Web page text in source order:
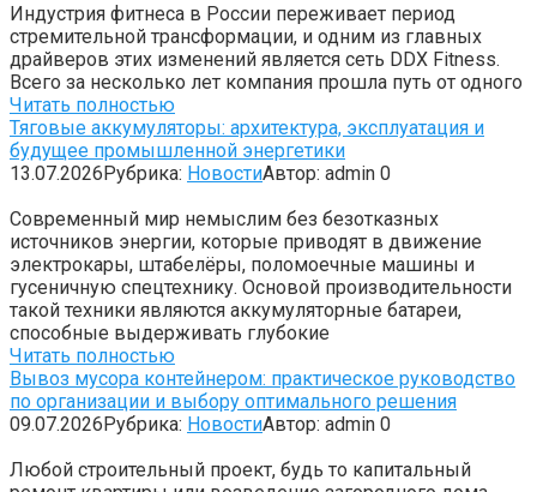
Индустрия фитнеса в России переживает период
стремительной трансформации, и одним из главных
драйверов этих изменений является сеть DDX Fitness.
Всего за несколько лет компания прошла путь от одного
Читать полностью
Тяговые аккумуляторы: архитектура, эксплуатация и
будущее промышленной энергетики
13.07.2026Рубрика: НовостиАвтор: admin 0
Современный мир немыслим без безотказных
источников энергии, которые приводят в движение
электрокары, штабелёры, поломоечные машины и
гусеничную спецтехнику. Основой производительности
такой техники являются аккумуляторные батареи,
способные выдерживать глубокие
Читать полностью
Вывоз мусора контейнером: практическое руководство
по организации и выбору оптимального решения
09.07.2026Рубрика: НовостиАвтор: admin 0
Любой строительный проект, будь то капитальный